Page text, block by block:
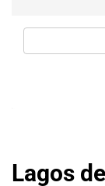
Lagos